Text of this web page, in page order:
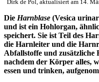
Dirk de Pol, aktualisiert am 14.
Die Harnblase (Vesica
und ist ein Hohlorgan,
speichert. Sie ist Teil des
die Harnleiter und die
Abfallstoffe und zusätzliche
nachdem der Körper alles,
essen und trinken,